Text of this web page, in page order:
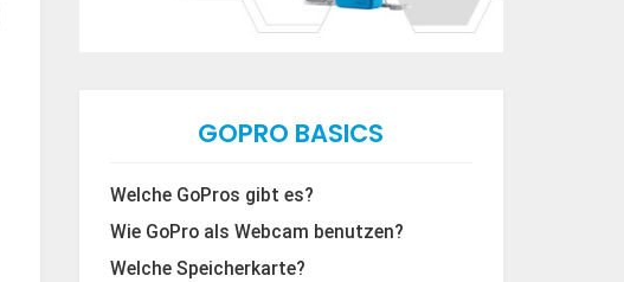
GOPRO BASICS
Welche GoPros gibt es?
Wie GoPro als Webcam benutzen?
Welche Speicherkarte?